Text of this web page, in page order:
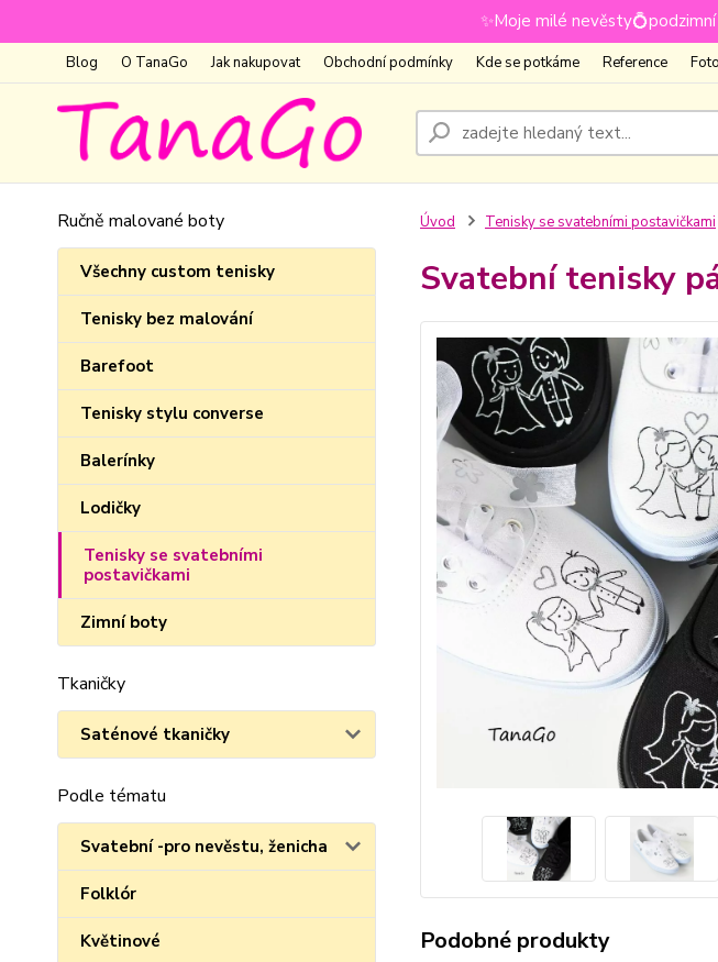
✨Moje milé
Blog O TanaGo Jak nakupovat Obchodní podmínky Kde se potkáme Reference
Ručně malované boty
Všechny custom tenisky
Tenisky bez malování
Barefoot
Tenisky stylu converse
Balerínky
Lodičky
Tenisky se svatebními
postavičkami
Zimní boty
Tkaničky
Saténové tkaničky
Podle tématu
Svatební -pro nevěstu, ženicha
Folklór
Květinové
Úvod Tenisky se svatebními postavičkami
Svatební tenisky
Podobné produkty